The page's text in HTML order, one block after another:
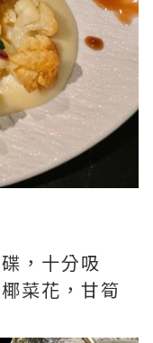
，十分吸
菜花，甘筍